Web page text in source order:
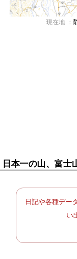
現在地 ：
日本一の山、富士
日記や各種デー
い